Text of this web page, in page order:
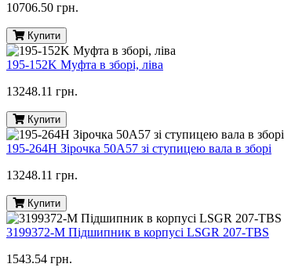
10706.50 грн.
Купити
195-152K Муфта в зборі, ліва
13248.11 грн.
Купити
195-264H Зірочка 50A57 зі ступицею вала в зборі
13248.11 грн.
Купити
3199372-M Підшипник в корпусі LSGR 207-TBS
1543.54 грн.